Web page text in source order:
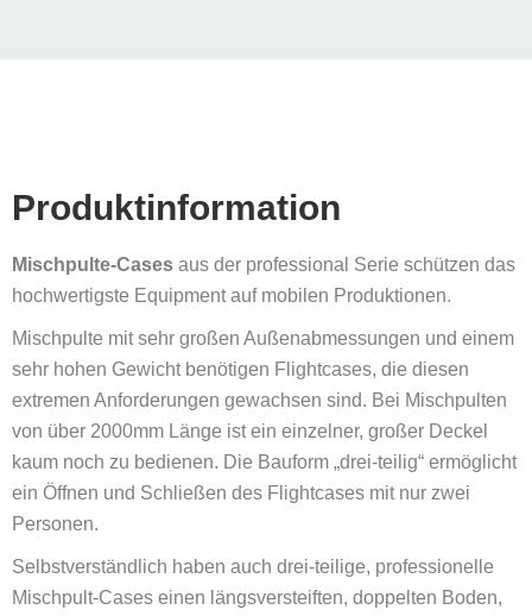
Produktinformation
Mischpulte-Cases aus der professional Serie schützen das
hochwertigste Equipment auf mobilen Produktionen.
Mischpulte mit sehr großen Außenabmessungen und einem
sehr hohen Gewicht benötigen Flightcases, die diesen
extremen Anforderungen gewachsen sind. Bei Mischpulten
von über 2000mm Länge ist ein einzelner, großer Deckel
kaum noch zu bedienen. Die Bauform „drei-teilig“ ermöglicht
ein Öffnen und Schließen des Flightcases mit nur zwei
Personen.
Selbstverständlich haben auch drei-teilige, professionelle
Mischpult-Cases einen längsversteiften, doppelten Boden,